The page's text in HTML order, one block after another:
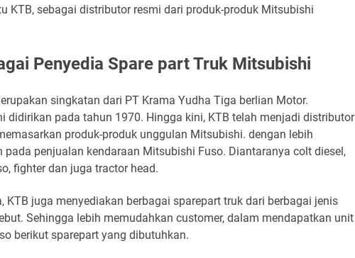
KTB, sebagai distributor resmi dari produk-produk Mitsubishi
Penyedia Spare part Truk Mitsubishi
singkatan dari PT Krama Yudha Tiga berlian Motor.
didirikan pada tahun 1970. Hingga kini, KTB telah menjadi distributor
produk-produk unggulan Mitsubishi. dengan lebih
pada penjualan kendaraan Mitsubishi Fuso. Diantaranya colt diesel,
fighter dan juga tractor head.
KTB juga menyediakan berbagai sparepart truk dari berbagai jenis
Sehingga lebih memudahkan customer, dalam mendapatkan unit
berikut sparepart yang dibutuhkan.